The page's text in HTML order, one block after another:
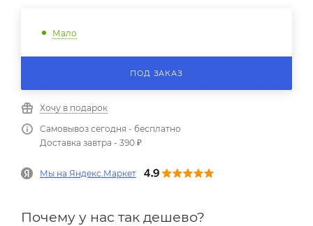
Мало
ПОД ЗАКАЗ
Хочу в подарок
Самовывоз сегодня - бесплатно
Доставка завтра - 390 ₽
Мы на Яндекс.Маркет
Почему у нас так дешево?